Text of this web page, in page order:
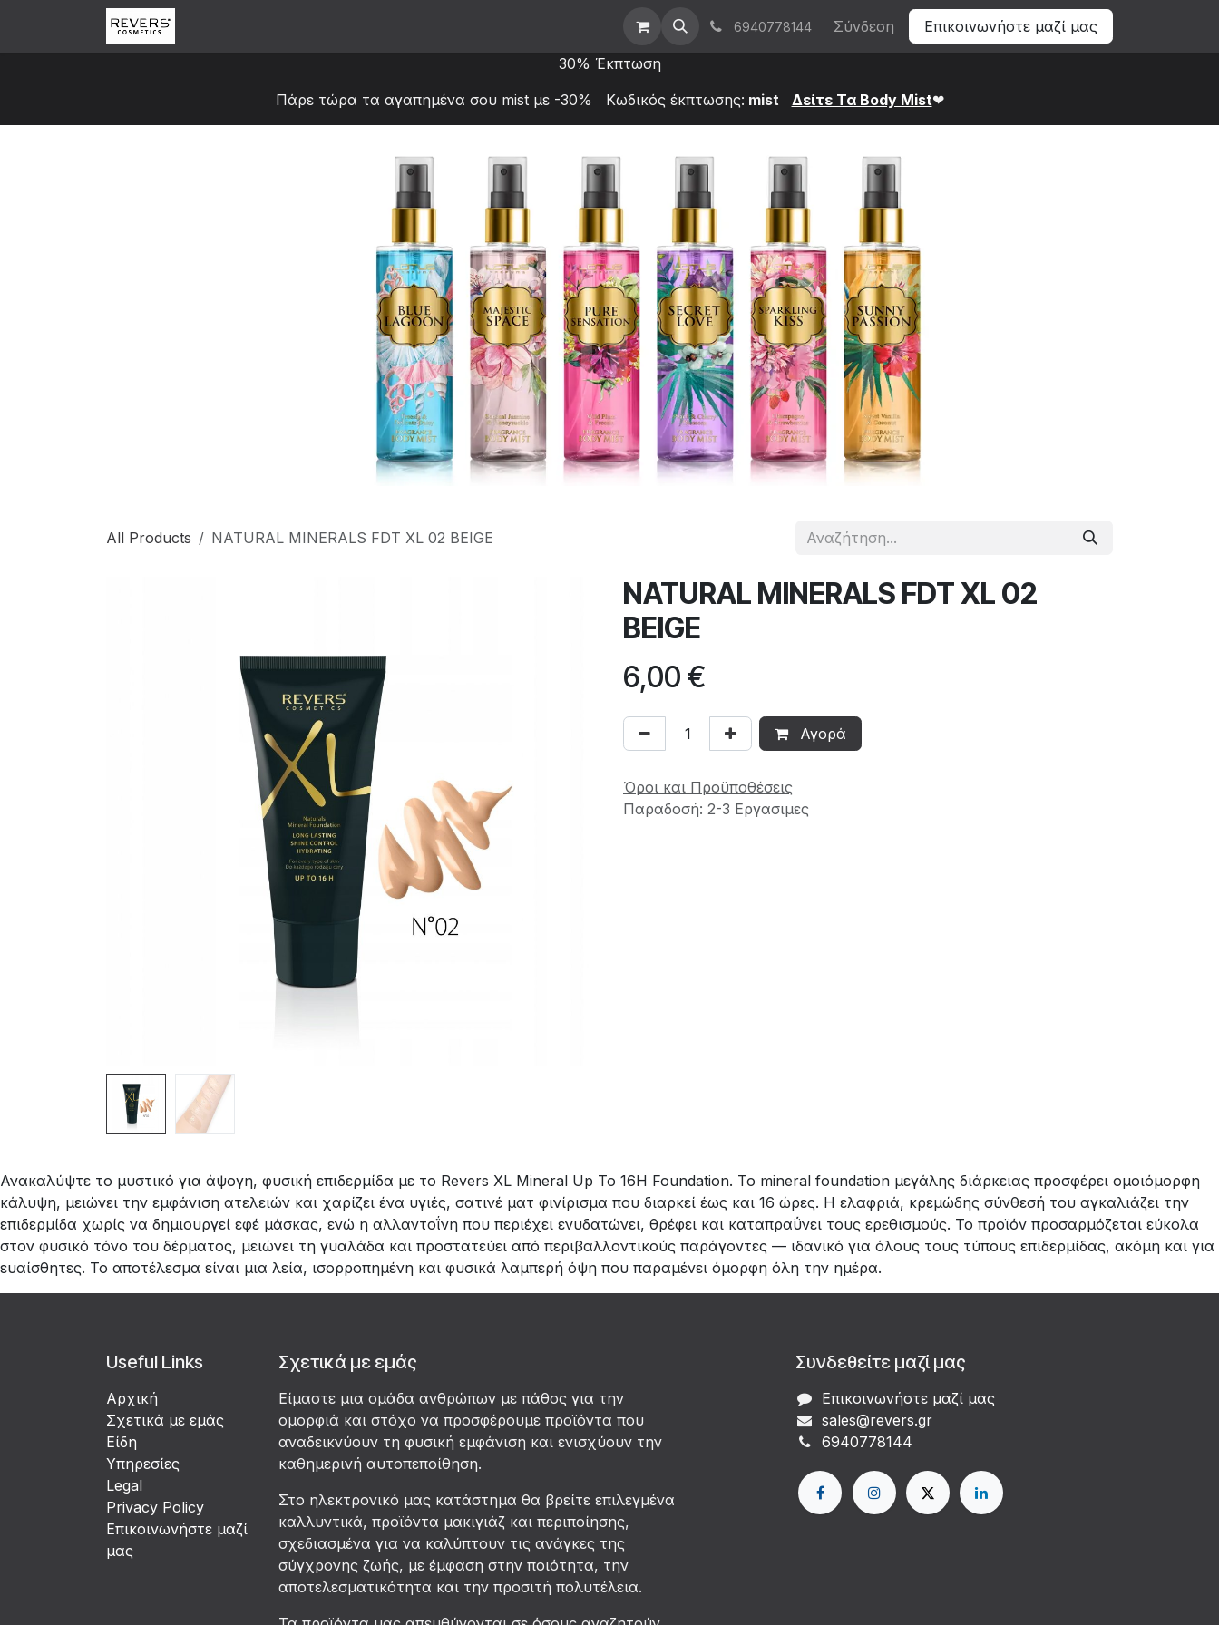
Χονδρική 6940778144 Σύνδεση Επικοινωνήστε μαζί μας
30% Έκπτωση
Πάρε τώρα τα αγαπημένα σου mist με -30% Κωδικός έκπτωσης: mist Δείτε Τα Bod​y Mist❤
All Products NATURAL MINERALS FDT XL 02 BEIGE
NATURAL MINERALS FDT XL 02
BEIGE
6,00 €
Αγορά
Όροι και Προϋποθέσεις
Παραδοσή: 2-3 Εργασιμες
Ανακαλύψτε το μυστικό για άψογη, φυσική επιδερμίδα με το Revers XL Mineral Up To 16H Foundation. Το mineral foundation μεγάλης διάρκειας προσφέρει ομοιόμορφη
κάλυψη, μειώνει την εμφάνιση ατελειών και χαρίζει ένα υγιές, σατινέ ματ φινίρισμα που διαρκεί έως και 16 ώρες. Η ελαφριά, κρεμώδης σύνθεσή του αγκαλιάζει την
επιδερμίδα χωρίς να δημιουργεί εφέ μάσκας, ενώ η αλλαντοΐνη που περιέχει ενυδατώνει, θρέφει και καταπραΰνει τους ερεθισμούς. Το προϊόν προσαρμόζεται εύκολα
στον φυσικό τόνο του δέρματος, μειώνει τη γυαλάδα και προστατεύει από περιβαλλοντικούς παράγοντες — ιδανικό για όλους τους τύπους επιδερμίδας, ακόμη και για
ευαίσθητες. Το αποτέλεσμα είναι μια λεία, ισορροπημένη και φυσικά λαμπερή όψη που παραμένει όμορφη όλη την ημέρα.
Useful Links
Αρχική
Σχετικά με εμάς
Είδη
Υπηρεσίες
Legal
Privacy Policy
Επικοινωνήστε μαζί
μας
Σχετικά με εμάς
Είμαστε μια ομάδα ανθρώπων με πάθος για την
ομορφιά και στόχο να προσφέρουμε προϊόντα που
αναδεικνύουν τη φυσική εμφάνιση και ενισχύουν την
καθημερινή αυτοπεποίθηση.
Στο ηλεκτρονικό μας κατάστημα θα βρείτε επιλεγμένα
καλλυντικά, προϊόντα μακιγιάζ και περιποίησης,
σχεδιασμένα για να καλύπτουν τις ανάγκες της
σύγχρονης ζωής, με έμφαση στην ποιότητα, την
αποτελεσματικότητα και την προσιτή πολυτέλεια.
Συνδεθείτε μαζί μας
Επικοινωνήστε μαζί μας
sales@revers.gr
6940778144